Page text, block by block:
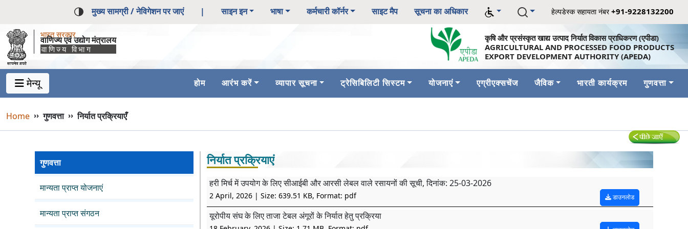
मुख्य सामग्री / नेविगेशन पर जाएं | साइन इन भाषा कर्मचारी कॉर्नर साइट मैप सूचना का अधिकार हेल्पडेस्क सहायता नंबर+91-9228132200
भारत सरकार
वाणिज्य एवं उद्योग मंत्रालय
वाणिज्य विभाग
कृषि और प्रसंस्कृत खाद्य उत्पाद निर्यात विकास प्राधिकरण (एपीडा)
AGRICULTURAL AND PROCESSED FOOD PRODUCTS
EXPORT DEVELOPMENT AUTHORITY (APEDA)
मेन्यू
Main Navigation 1
Main Menu Horizontal होम आरंभ करें व्यापार सूचना ट्रेसिबिलिटी सिस्टम योजनाएं एग्रीएक्सचेंज जैविक भारती कार्यक्रम गुणवत्ता
Breadcrumb
Home ››गुणवत्ता››निर्यात प्रक्रियाएँ
गुणवत्ता
मान्यता प्राप्त योजनाएं
मान्यता प्राप्त संगठन
निर्यात प्रक्रियाएं
हरी मिर्च में उपयोग के लिए सीआईबी और आरसी लेबल वाले रसायनों की सूची, दिनांक: 25-03-2026
2 April, 2026 | Size: 639.51 KB, Format: pdf डाउनलोड
यूरोपीय संघ के लिए ताजा टेबल अंगूरों के निर्यात हेतु प्रक्रिया